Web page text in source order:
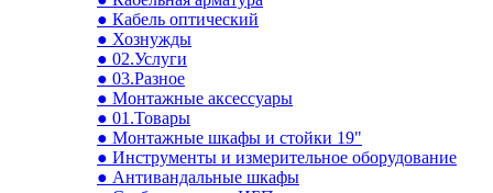
● Кабель оптический
● Хознужды
● 02.Услуги
● 03.Разное
● Монтажные аксессуары
● 01.Товары
● Монтажные шкафы и стойки 19"
● Инструменты и измерительное оборудование
● Антивандальные шкафы